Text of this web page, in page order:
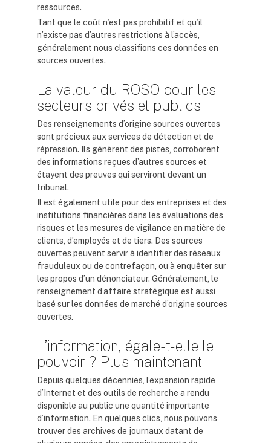
ressources.
Tant que le coût n’est pas prohibitif et qu’il
n’existe pas d’autres restrictions à l’accès,
généralement nous classifions ces données en
sources ouvertes.
La valeur du ROSO pour les
secteurs privés et publics
Des renseignements d’origine sources ouvertes
sont précieux aux services de détection et de
répression. Ils génèrent des pistes, corroborent
des informations reçues d’autres sources et
étayent des preuves qui serviront devant un
tribunal.
Il est également utile pour des entreprises et des
institutions financières dans les évaluations des
risques et les mesures de vigilance en matière de
clients, d’employés et de tiers. Des sources
ouvertes peuvent servir à identifier des réseaux
frauduleux ou de contrefaçon, ou à enquêter sur
les propos d’un dénonciateur. Généralement, le
renseignement d’affaire stratégique est aussi
basé sur les données de marché d’origine sources
ouvertes.
L’information, égale-t-elle le
pouvoir ? Plus maintenant
Depuis quelques décennies, l’expansion rapide
d’Internet et des outils de recherche a rendu
disponible au public une quantité importante
d’information. En quelques clics, nous pouvons
trouver des archives de journaux datant de